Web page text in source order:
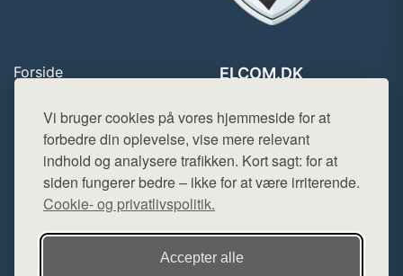
Vi bruger cookies på vores hjemmeside for at
forbedre din oplevelse, vise mere relevant
indhold og analysere trafikken. Kort sagt: for at
siden fungerer bedre – ikke for at være irriterende.
Cookie- og privatlivspolitik.
Accepter alle
Forside
Top Rabatter
Blog
Kontakt
ELCOM.DK
Mail: hej@want.dk
Cookie- og privatlivspolitik
Denne side er en del af want.dk, der udgiver en række